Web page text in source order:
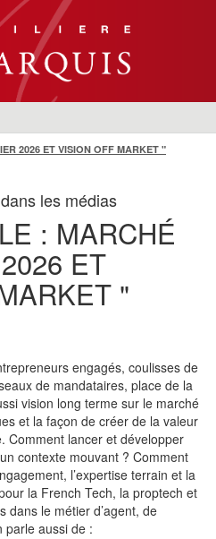
2026 ET VISION OFF MARKET "
les médias
: MARCHÉ
ET
"
engagés, coulisses de
de mandataires, place de la
vision long terme sur le marché
et la façon de créer de la valeur
Comment lancer et développer
contexte mouvant ? Comment
l’expertise terrain et la
la French Tech, la proptech et
dans le métier d’agent, de
parle aussi de :